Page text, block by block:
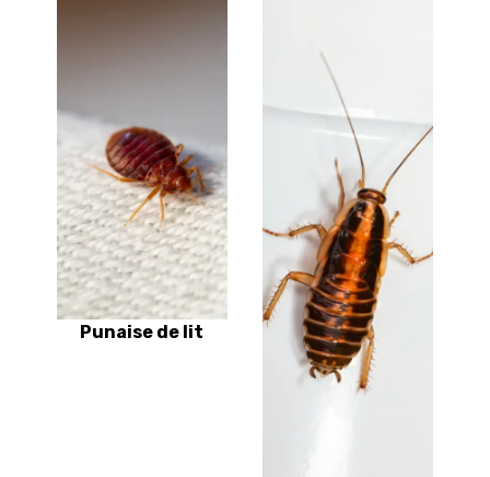
Punaise de lit